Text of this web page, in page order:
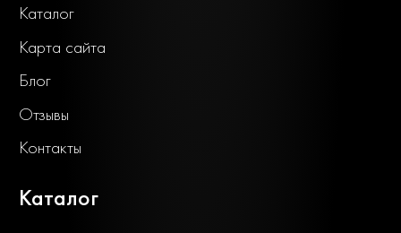
Каталог
Карта сайта
Блог
Отзывы
Контакты
Каталог